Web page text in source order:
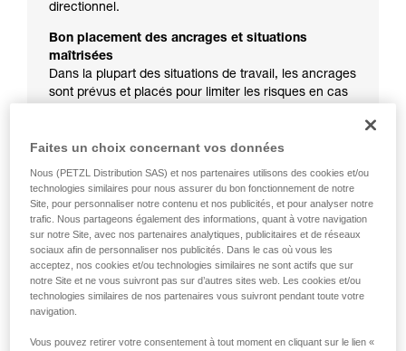
directionnel.
Bon placement des ancrages et situations
maîtrisées
Dans la plupart des situations de travail, les ancrages
sont prévus et placés pour limiter les risques en cas
Faites un choix concernant vos données
Nous (PETZL Distribution SAS) et nos partenaires utilisons des cookies et/ou
technologies similaires pour nous assurer du bon fonctionnement de notre
Site, pour personnaliser notre contenu et nos publicités, et pour analyser notre
trafic. Nous partageons également des informations, quant à votre navigation
sur notre Site, avec nos partenaires analytiques, publicitaires et de réseaux
sociaux afin de personnaliser nos publicités. Dans le cas où vous les
acceptez, nos cookies et/ou technologies similaires ne sont actifs que sur
notre Site et ne vous suivront pas sur d’autres sites web. Les cookies et/ou
technologies similaires de nos partenaires vous suivront pendant toute votre
navigation.
Vous pouvez retirer votre consentement à tout moment en cliquant sur le lien «